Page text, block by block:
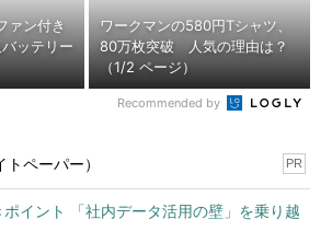
ァン付き
ッテリー
ワークマンの580円Tシャツ、
80万枚突破 人気の理由は？
（1/2 ページ）
Recommended by
ペーパー） PR
イント 「社内データ活用の壁」を乗り越